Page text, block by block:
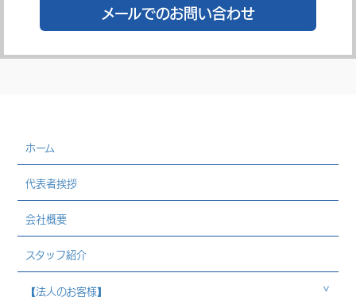
メールでのお問い合わせ
ホーム
代表者挨拶
会社概要
スタッフ紹介
【法人のお客様】